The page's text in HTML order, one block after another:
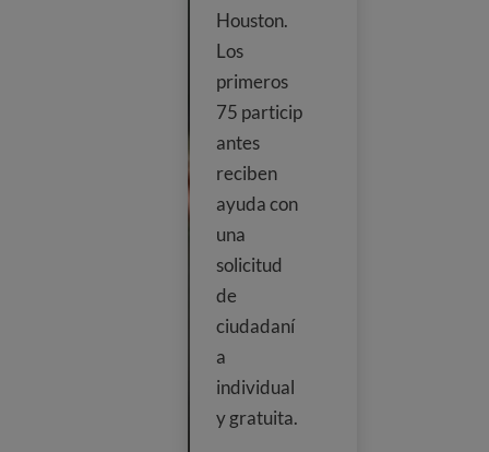
Houston.
Los
primeros
75 particip
antes
reciben
ayuda con
una
solicitud
de
ciudadaní
a
individual
y gratuita.